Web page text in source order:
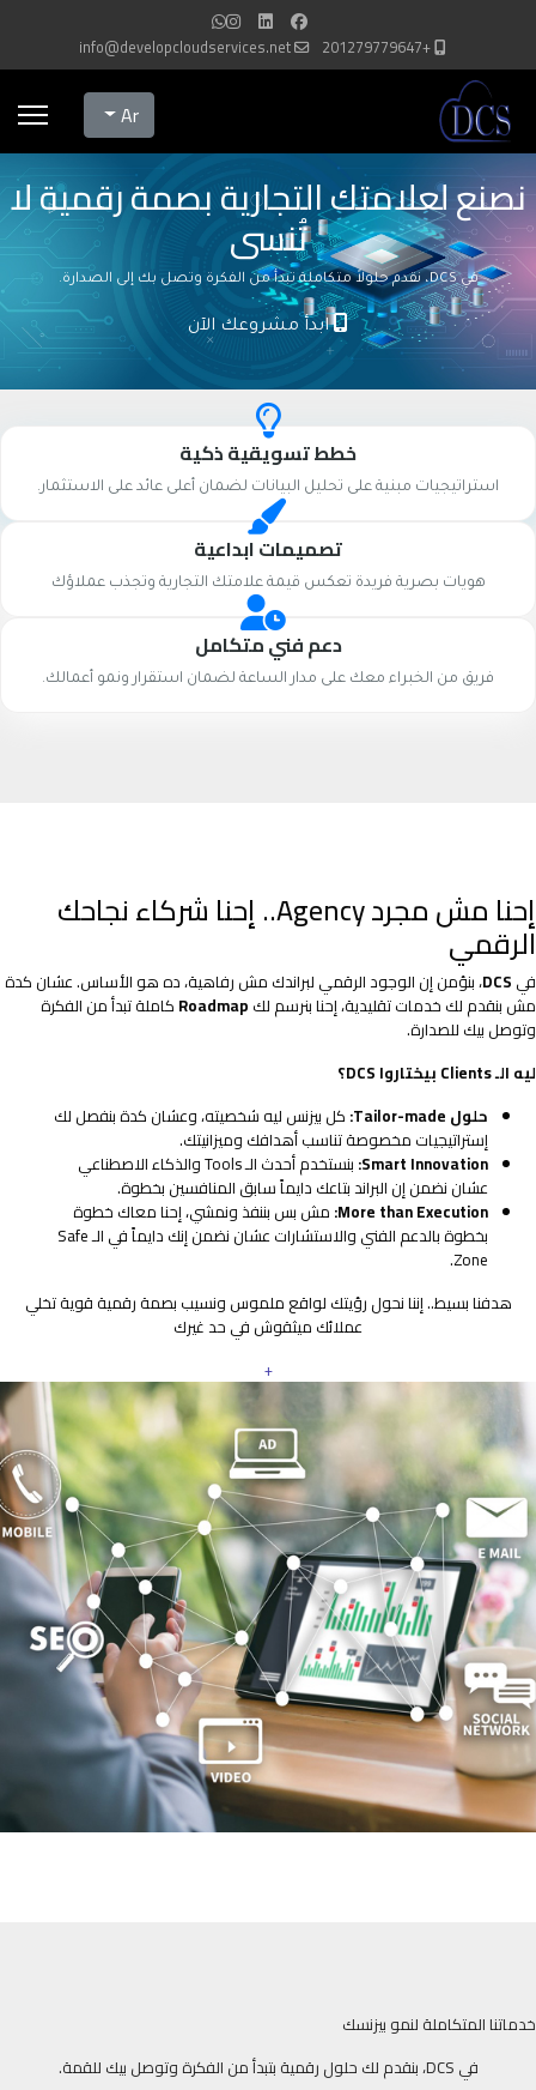
+201279779647
info@developcloudservices.net
Select your language
Ar
نصنع لعلامتك التجارية بصمة رقمية لا
تُنسى
في DCS، نقدم حلولاً متكاملة تبدأ من الفكرة وتصل بك إلى الصدارة.
ابدأ مشروعك الآن
خطط تسويقية ذكية
استراتيجيات مبنية على تحليل البيانات لضمان أعلى عائد على الاستثمار.
تصميمات ابداعية
هويات بصرية فريدة تعكس قيمة علامتك التجارية وتجذب عملاؤك
دعم فني متكامل
فريق من الخبراء معك على مدار الساعة لضمان استقرار ونمو أعمالك.
إحنا مش مجرد Agency.. إحنا شركاء نجاحك
الرقمي
في DCS، بنؤمن إن الوجود الرقمي لبراندك مش رفاهية، ده هو الأساس. عشان كدة
مش بنقدم لك خدمات تقليدية، إحنا بنرسم لك Roadmap كاملة تبدأ من الفكرة
وتوصل بيك للصدارة.
ليه الـ Clients بيختاروا DCS؟
حلول Tailor-made:
كل بيزنس ليه شخصيته، وعشان كدة بنفصل لك
إستراتيجيات مخصوصة تناسب أهدافك وميزانيتك.
Smart Innovation:
بنستخدم أحدث الـ Tools والذكاء الاصطناعي
عشان نضمن إن البراند بتاعك دايماً سابق المنافسين بخطوة.
More than Execution: مش بس بننفذ ونمشي، إحنا معاك خطوة
بخطوة بالدعم الفني والاستشارات عشان نضمن إنك دايماً في الـ Safe
Zone.
هدفنا بسيط.. إننا نحول رؤيتك لواقع ملموس ونسيب بصمة رقمية قوية تخلي
عملائك ميثقوش في حد غيرك
+
خدماتنا المتكاملة لنمو بيزنسك
في DCS، بنقدم لك حلول رقمية بتبدأ من الفكرة وتوصل بيك للقمة.